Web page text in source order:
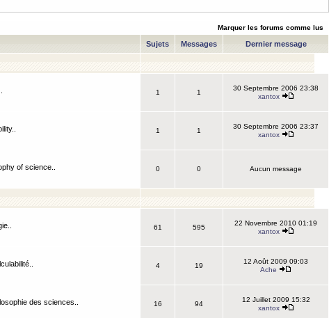
Marquer les forums comme lus
Sujets Messages Dernier message
1 1
30 Septembre 2006 23:38
xantox
1 1
30 Septembre 2006 23:37
xantox
of science..
0 0 Aucun message
61 595
22 Novembre 2010 01:19
xantox
4 19
12 Août 2009 09:03
Ache
des sciences..
16 94
12 Juillet 2009 15:32
xantox